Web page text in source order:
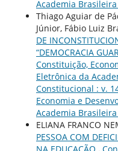
Academia
Thiago Aguiar de
Júnior, Fábio Luiz
DE
“DEMOCRACIA
Constituição,
Eletrônica da
Constitucional : v.
Economia e
Academia
ELIANA FRANCO
PESSOA COM